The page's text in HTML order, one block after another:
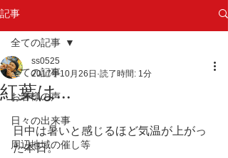
記事
全ての記事
お客様の声
日々の出来事
周辺地域の催し等
全ての記事
紅葉は...
ss0525
2017年10月26日 読了時間: 1分
日中は暑いと感じるほど気温が上がっ
た本日。